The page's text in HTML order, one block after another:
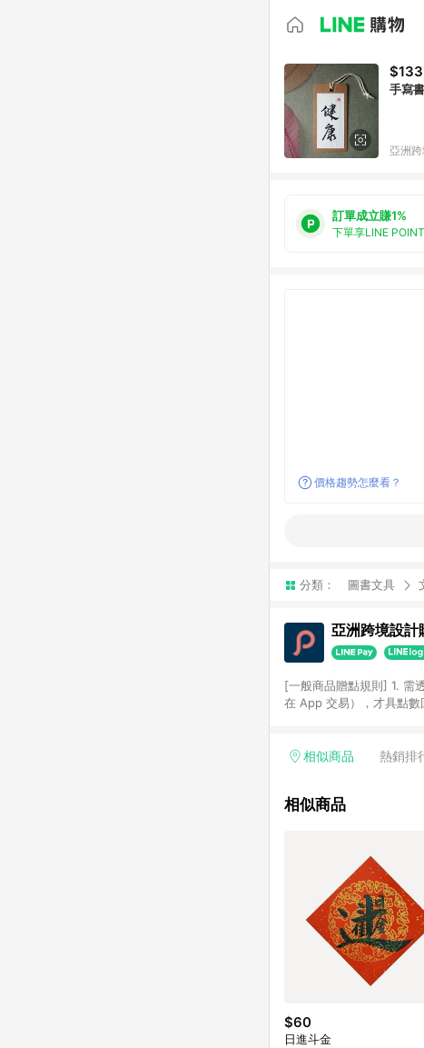
$133
手寫
亞洲
訂單成立賺1%
下單享LINE
價格趨勢怎麼看？
分類： 圖書文具
亞洲跨境設
[一般商品贈點規則] 1. 需
在 App 交易），才具點
格，部分退款不在此限
使用規則請以點數紅包活
相似商品 熱銷排
相似商品
$60
日進斗金